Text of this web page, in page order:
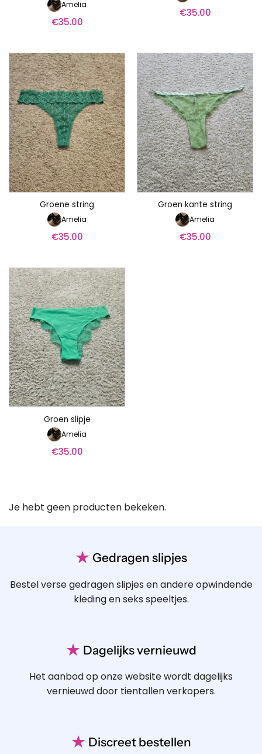
Amelia
€35.00
€35.00
Groene string
Amelia
€35.00
Groen kante string
Amelia
€35.00
Groen slipje
Amelia
€35.00
Je hebt geen producten bekeken.
★ Gedragen slipjes
Bestel verse gedragen slipjes en andere opwindende
kleding en seks speeltjes.
★ Dagelijks vernieuwd
Het aanbod op onze website wordt dagelijks
vernieuwd door tientallen verkopers.
★ Discreet bestellen